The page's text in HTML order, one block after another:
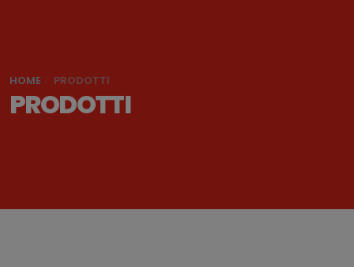
PRODOTTI
HOME PRODOTTI